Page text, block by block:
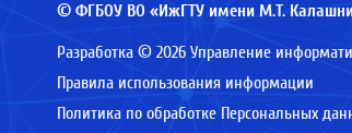
© ФГБОУ ВО «ИжГТУ имени М.Т.
Разработка © 2026 Управление
Правила использования информации
Политика по обработке Персональных